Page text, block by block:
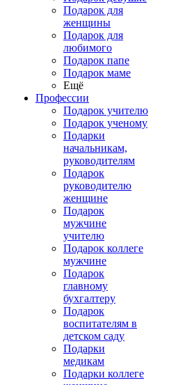
Подарок для
женщины
Подарок для
любимого
Подарок папе
Подарок маме
Ещё
Профессии
Подарок учителю
Подарок ученому
Подарки
начальникам,
руководителям
Подарок
руководителю
женщине
Подарок
мужчине
учителю
Подарок коллеге
мужчине
Подарок
главному
бухгалтеру
Подарок
воспитателям в
детском саду
Подарки
медикам
Подарки коллеге